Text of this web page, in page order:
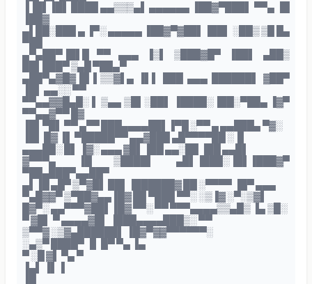
▐▐█▌▐█▌ ████ ▄▄▒▒▒▄▌ ▄▄▄▄▄▄ ▐██▓▀███▌ ▀▀▄ ▐█
▐██▓
▄▌██░███ ▄ ▐▀░ ▄▄▄▄▄ ▐██▓▀▓██▌▐██▌ ░██▒ ▒█ █▄
▀██
▄▀▄██▀▐█▌█ ▀▀ ▄▄▄ ▐▒▌ ▒███▓█▀ ▐██▌ ▄██▒
██▌███▀ ▒▄█ ▀██▄▀
▄██▀▄▓█▓▐█ ▌▒▒▓▌▄ ▐▌▌ ███ ▄▄▄ ██████▌ ▓██▀
▐█▌ ▄▄░░ ▀▀
▀▀▄▄▓▓█▄█░ ▌ ▒▄▄ ▒█▌░██▌ ▐████░▐██░▀██▄ ▐▓▀
▀▀▄▄▓▀▀ █▓
▐█▌▀█▌ ▀▀ ▄▀▀ ███▄▄▄▄██▌▐▀█ ░▀▀ ▄ ▄▄███▄ ▀▓░
▐█▌ █▓ ▐▌ ▀█████▀▀ ▄▄▓███ ▄█▀▀▀▀██ ░▐▌
▄▄▄██░ █▌ ▐▓░ ▄▄▄ ▓█▌▐██ ▄▄░██ ▐██ ▄▄█▌
▓▀▀▀▄ ▐█ ▒████▌ ▄█▌▐███░▐█▌▐███▓▀
▀██▄███▀▄▄██▀
▄▌▐█ ▄█▀ ▒▀▓█▌ ██▌▐██████▓ ██ ░▀▀▀▀ ▐█▀ ▄▄▄
▀▄█▓▓▀ ▒▀██▓▄▄▐█▓ ██ ▀███ ▀▀░ ░▒▐▓ ░▀░▒▓▌
█▓▀░ ▄▄▀▀▀▓██▌▐█▓ ▀▀░ ▀▀ ▀▀▀▄▄▄▄▒▒▄█▒ ▐▄ ▒█░
▀ ▓█▌ ▀ ▄▄▄▄▓█▌ ▐███▄▄▄▄███▒░ ▀▀
▒▀▀▓ ░▒▓▄██████▌ ▐█▓▀▓▓▀▀▀▀▀▀░
░▄▒▀ ████▀ ▐▌ █▀ ▀▄ ▐▄
▀ ░█ ▓▌ ▀▄ ▀
▐▄▌ ▐▌▐